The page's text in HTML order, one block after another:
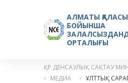
АЛМАТЫ ҚАЛАСЫ
БОЙЫНША
ОРТАЛЫҒЫ
ҚР ДЕНСАУЛЫҚ САҚТАУ
МЕДИА
ҰЛТТЫҚ